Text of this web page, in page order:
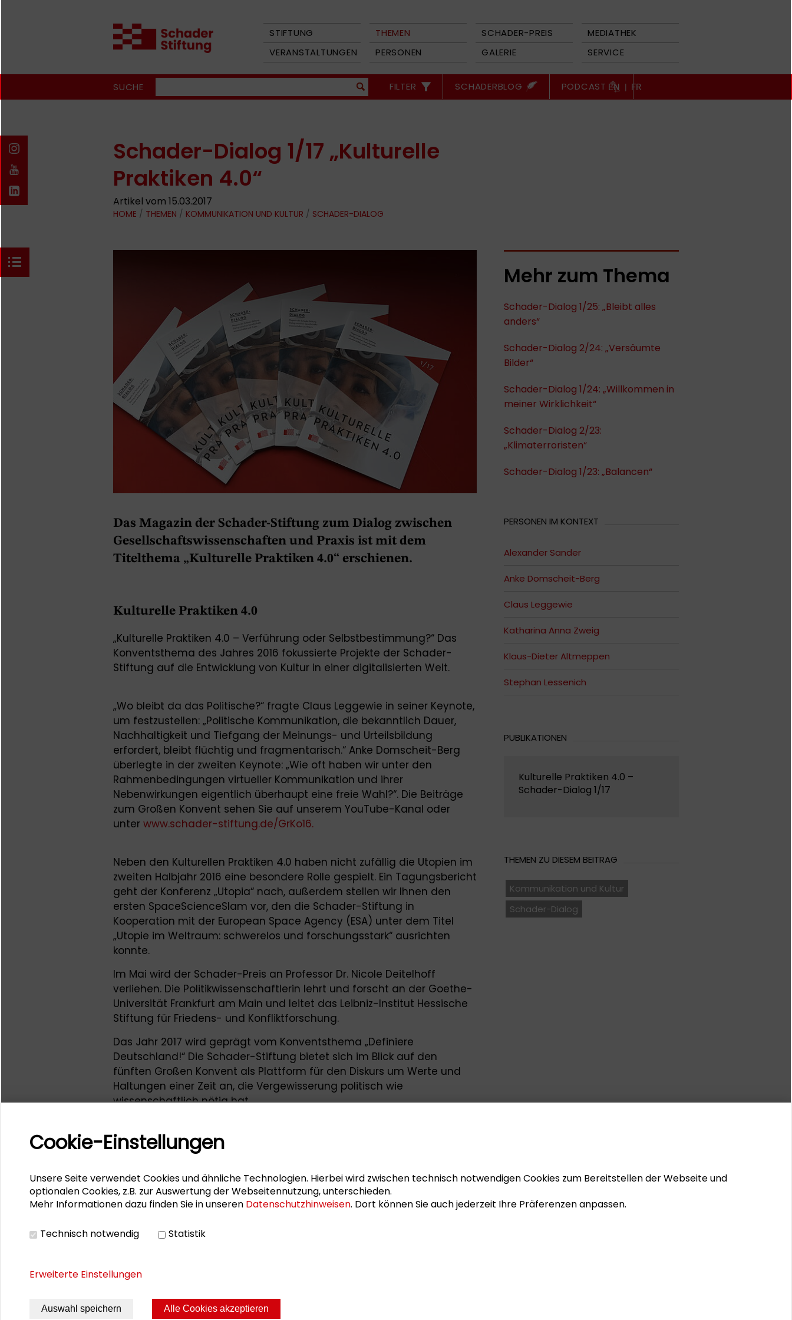
STIFTUNG THEMEN SCHADER-PREIS
MEDIATHEK
VERANSTALTUNGEN
PERSONEN GALERIE SERVICE
SUCHE FILTER SCHADERBLOG PODCAST EN | FR
Schader-Dialog 1/17 „Kulturelle
Praktiken 4.0“
Artikel vom 15.03.2017
HOME / THEMEN / KOMMUNIKATION UND KULTUR / SCHADER-DIALOG
Das Magazin der Schader-Stiftung zum Dialog zwischen
Gesellschaftswissenschaften und Praxis ist mit dem
Titelthema „Kulturelle Praktiken 4.0“ erschienen.
Kulturelle Praktiken 4.0
„Kulturelle Praktiken 4.0 – Verführung oder Selbstbestimmung?“ Das
Konventsthema des Jahres 2016 fokussierte Projekte der Schader-
Stiftung auf die Entwicklung von Kultur in einer digitalisierten Welt.
„Wo bleibt da das Politische?“ fragte Claus Leggewie in seiner Keynote,
um festzustellen: „Politische Kommunikation, die bekanntlich Dauer,
Nachhaltigkeit und Tiefgang der Meinungs- und Urteilsbildung
erfordert, bleibt flüchtig und fragmentarisch.“ Anke Domscheit-Berg
überlegte in der zweiten Keynote: „Wie oft haben wir unter den
Rahmenbedingungen virtueller Kommunikation und ihrer
Nebenwirkungen eigentlich überhaupt eine freie Wahl?“. Die Beiträge
zum Großen Konvent sehen Sie auf unserem YouTube-Kanal oder
unter www.schader-stiftung.de/GrKo16.
Neben den Kulturellen Praktiken 4.0 haben nicht zufällig die Utopien im
zweiten Halbjahr 2016 eine besondere Rolle gespielt. Ein Tagungsbericht
geht der Konferenz „Utopia“ nach, außerdem stellen wir Ihnen den
ersten SpaceScienceSlam vor, den die Schader-Stiftung in
Kooperation mit der European Space Agency (ESA) unter dem Titel
„Utopie im Weltraum: schwerelos und forschungsstark“ ausrichten
konnte.
Im Mai wird der Schader-Preis an Professor Dr. Nicole Deitelhoff
verliehen. Die Politikwissenschaftlerin lehrt und forscht an der Goethe-
Universität Frankfurt am Main und leitet das Leibniz-Institut Hessische
Stiftung für Friedens- und Konfliktforschung.
Das Jahr 2017 wird geprägt vom Konventsthema „Definiere
Deutschland!“ Die Schader-Stiftung bietet sich im Blick auf den
fünften Großen Konvent als Plattform für den Diskurs um Werte und
Haltungen einer Zeit an, die Vergewisserung politisch wie
wissenschaftlich nötig hat.
und Veranstaltungen der Schader-Stiftung.
Schader-Dialog 1/2017
Das Magazin Schader-Dialog zum Dialog zwischen
über Projekte und Veranstaltungen der Schader-Stiftung.
Mehr zum Thema
Schader-Dialog 1/25: „Bleibt alles
anders“
Schader-Dialog 2/24: „Versäumte
Bilder“
Schader-Dialog 1/24: „Willkommen in
meiner Wirklichkeit“
Schader-Dialog 2/23:
„Klimaterroristen“
Schader-Dialog 1/23: „Balancen“
PERSONEN IM KONTEXT
Alexander Sander
Anke Domscheit-Berg
Claus Leggewie
Katharina Anna Zweig
Klaus-Dieter Altmeppen
Stephan Lessenich
PUBLIKATIONEN
Kulturelle Praktiken 4.0 –
Schader-Dialog 1/17
THEMEN ZU DIESEM BEITRAG
Kommunikation und Kultur
Schader-Dialog
Seite drucken Sitemap Impressum
Cookie-Einstellungen
Unsere Seite verwendet Cookies und ähnliche Technologien. Hierbei wird zwischen technisch notwendigen Cookies zum Bereitstellen der Webseite und
optionalen Cookies, z.B. zur Auswertung der Webseitennutzung, unterschieden.
Mehr Informationen dazu finden Sie in unseren Datenschutzhinweisen. Dort können Sie auch jederzeit Ihre Präferenzen anpassen.
Technisch notwendig Statistik
Erweiterte Einstellungen
Auswahl speichern Alle Cookies akzeptieren